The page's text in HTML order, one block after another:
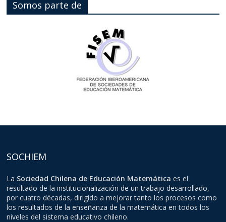
Somos parte de
SOCHIEM
La Sociedad Chilena de Educación Matemática es el
resultado de la institucionalización de un trabajo desarrollado,
por cuatro décadas, dirigido a mejorar tanto los procesos como
los resultados de la enseñanza de la matemática en todos los
niveles del sistema educativo chileno.